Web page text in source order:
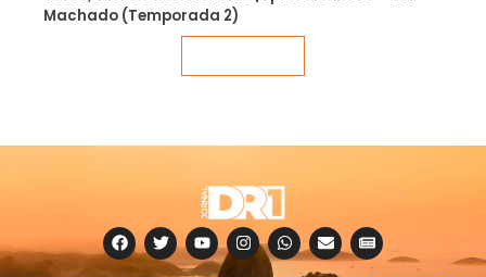
Machado (Temporada 2)